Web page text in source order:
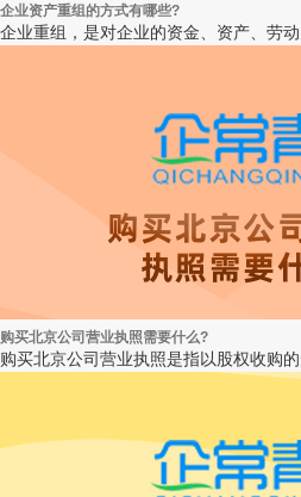
企业资产重组的方式有哪些?
企业重组，是对企业的资金、资产、劳
购买北京公司营业执照需要什么?
购买北京公司营业执照是指以股权收购